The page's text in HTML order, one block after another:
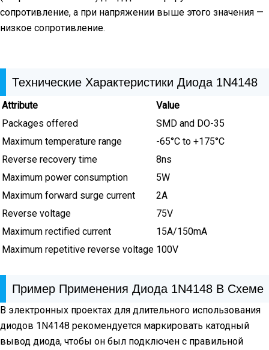
сопротивление, а при напряжении выше этого значения —
низкое сопротивление.
Технические Характеристики Диода 1N4148
Attribute
Value
Packages offered
SMD and DO-35
Maximum temperature range
-65°C to +175°C
Reverse recovery time
8ns
Maximum power consumption
5W
Maximum forward surge current
2A
Reverse voltage
75V
Maximum rectified current
15A/150mA
Maximum repetitive reverse voltage 100V
Пример Применения Диода 1N4148 В Схеме
В электронных проектах для длительного использования
диодов 1N4148 рекомендуется маркировать катодный
вывод диода, чтобы он был подключен с правильной